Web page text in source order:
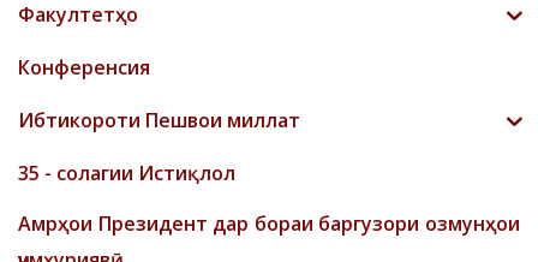
Факултетҳо
Конференсия
Ибтикороти Пешвои миллат
35 - солагии Истиқлол
Амрҳои Президент дар бораи баргузори озмунҳои